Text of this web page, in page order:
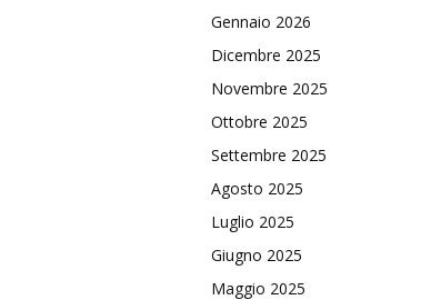
Gennaio 2026
Dicembre 2025
Novembre 2025
Ottobre 2025
Settembre 2025
Agosto 2025
Luglio 2025
Giugno 2025
Maggio 2025